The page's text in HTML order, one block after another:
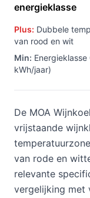
energieklasse
Plus: Dubbele
van rood en wit
Min:
kWh/jaar)
De MOA
vrijstaande
van rode en
relevante
vergelijking met